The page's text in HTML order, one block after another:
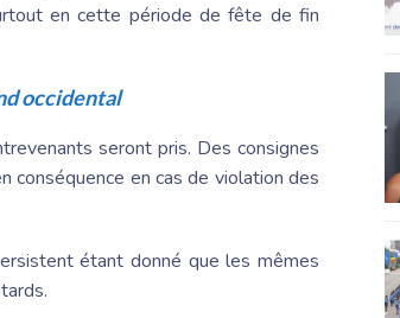
en cette période de fête de fin
occidental
seront pris. Des consignes
conséquence en cas de violation des
étant donné que les mêmes